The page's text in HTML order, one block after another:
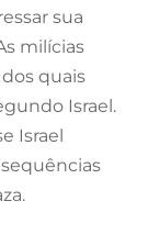
sua
milícias
quais
Israel.
Israel